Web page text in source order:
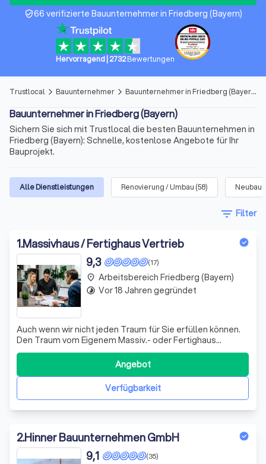
verified_user66 verifizierte Bauunternehmer in Friedberg (Bayern)
Hervorragend| 2732 Bewertungen
Trustlocal arrow_forward_ios Bauunternehmer arrow_forward_ios Bauunternehmer in Friedberg (Bayern)
Bauunternehmer in Friedberg (Bayern)
Sichern Sie sich mit Trustlocal die besten Bauunternehmen in
Friedberg (Bayern): Schnelle, kostenlose Angebote für Ihr
Bauprojekt.
Alle Dienstleistungen Renovierung / Umbau (58) Neubau
filter_list Filter
1.Massivhaus / Fertighaus Vertrieb
(17)
9,3
Auch wenn wir nicht jeden Traum für Sie erfüllen können.
Den Traum vom Eigenem Massiv.- oder Fertighaus
realisieren wir für Sie.
Verfügbarkeit
Angebot
place Arbeitsbereich Friedberg (Bayern)
timelapse Vor 18 Jahren gegründet
2.Hinner Bauunternehmen GmbH
(35)
9,1